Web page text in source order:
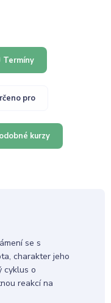
Termíny
pro
kurzy
se s
charakter jeho
cyklus o
reakcí na